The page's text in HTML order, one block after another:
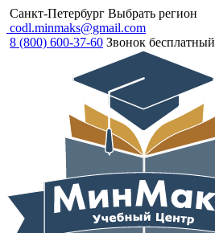
Санкт-Петербург Выбрать регион
codl.minmaks@gmail.com
8 (800) 600-37-60 Звонок бесплатный